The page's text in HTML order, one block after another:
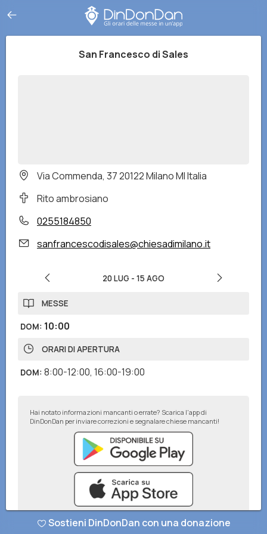
San Francesco di Sales
Via Commenda, 37 20122 Milano MI Italia
Rito ambrosiano
0255184850
sanfrancescodisales@chiesadimilano.it
20 LUG - 15 AGO
MESSE
DOM: 10:00
ORARI DI APERTURA
DOM: 8:00-12:00, 16:00-19:00
Hai notato informazioni mancanti o errate? Scarica l'app di
DinDonDan per inviare correzioni e segnalare chiese mancanti!
Sostieni DinDonDan con una donazione